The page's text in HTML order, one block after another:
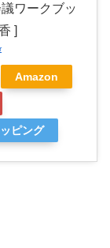
ワークブッ
]
Amazon
ピング